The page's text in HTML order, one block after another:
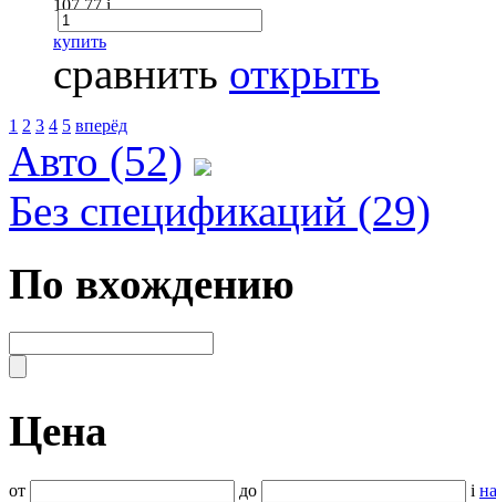
107.77i
купить
сравнить открыть
1 2 3 4 5 вперёд
Авто (52)
Без спецификаций (29)
По вхождению
Цена
от до i